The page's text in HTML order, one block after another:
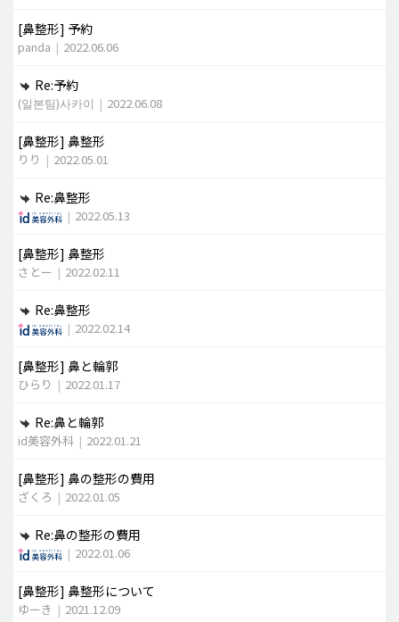
[鼻整形] 予約
panda | 2022.06.06
Re:予約
(일본팀)사카이 | 2022.06.08
[鼻整形] 鼻整形
りり | 2022.05.01
Re:鼻整形
| 2022.05.13
[鼻整形] 鼻整形
さとー | 2022.02.11
Re:鼻整形
| 2022.02.14
[鼻整形] 鼻と輪郭
ひらり | 2022.01.17
Re:鼻と輪郭
id美容外科 | 2022.01.21
[鼻整形] 鼻の整形の費用
ざくろ | 2022.01.05
Re:鼻の整形の費用
| 2022.01.06
[鼻整形] 鼻整形について
ゆーき | 2021.12.09